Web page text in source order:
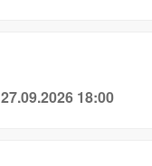
27.09.2026 18:00